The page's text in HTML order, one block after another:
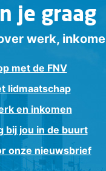
je graag
werk,
met de FNV
lidmaatschap
en inkomen
bij jou in de buurt
onze nieuwsbrief